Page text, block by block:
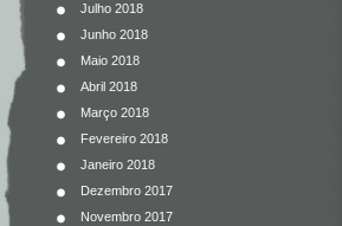
Julho 2018
Junho 2018
Maio 2018
Abril 2018
Março 2018
Fevereiro 2018
Janeiro 2018
Dezembro 2017
Novembro 2017